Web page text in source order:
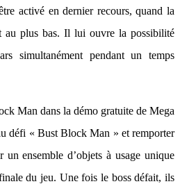
activé en dernier recours, quand la
au plus bas. Il lui ouvre la possibilité
simultanément pendant un temps
Man dans la démo gratuite de Mega
défi « Bust Block Man » et remporter
ensemble d’objets à usage unique
du jeu. Une fois le boss défait, ils